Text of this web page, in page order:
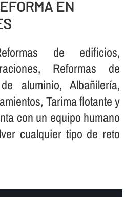
EN
de edificios,
Reformas de
aluminio, Albañilerí­a,
Tarima flotante y
con un equipo humano
cualquier tipo de reto